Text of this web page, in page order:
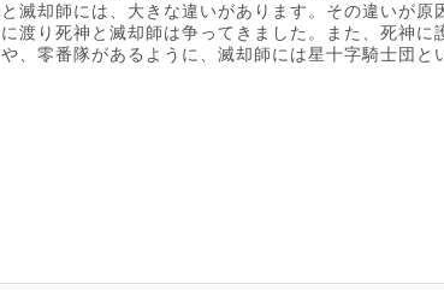
と滅却師には、大きな違いがあります。その違いが原
に渡り死神と滅却師は争ってきました。また、死神に
や、零番隊があるように、滅却師には星十字騎士団と